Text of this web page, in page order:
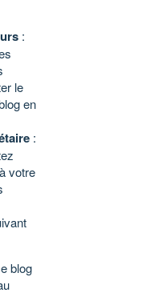
:
le
en
:
votre
blog